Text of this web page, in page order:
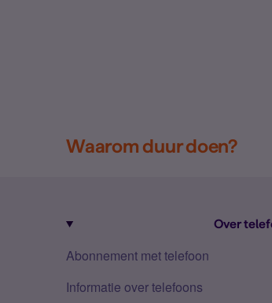
Waarom duur doen?
Over
Abonnement met telefoon
Informatie over telefoons